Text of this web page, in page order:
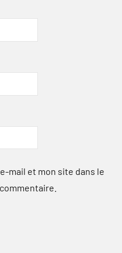
mail et mon site dans le